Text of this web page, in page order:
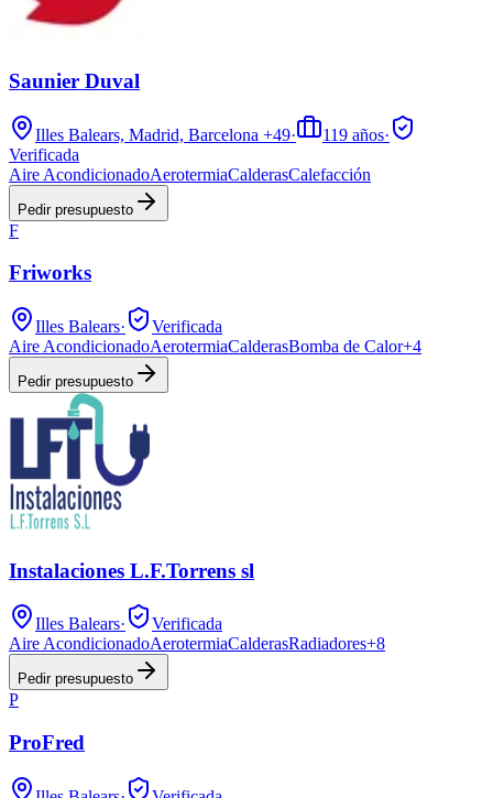
Saunier Duval
Illes Balears, Madrid, Barcelona +49· 119 años·
Verificada
Aire AcondicionadoAerotermiaCalderasCalefacción
Pedir presupuesto
F
Friworks
Illes Balears·
Verificada
Aire AcondicionadoAerotermiaCalderasBomba de Calor+4
Pedir presupuesto
Instalaciones L.F.Torrens sl
Illes Balears·
Verificada
Aire AcondicionadoAerotermiaCalderasRadiadores+8
Pedir presupuesto
P
ProFred